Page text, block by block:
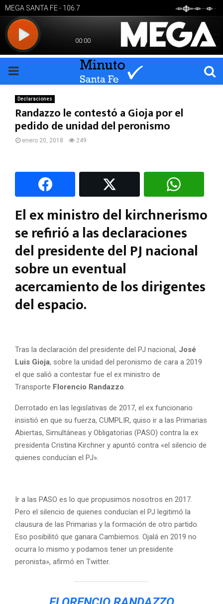
PRIMARY
MENU
Declaraciones
Randazzo le contestó a Gioja por el
pedido de unidad del peronismo
enero 20, 2018 249
El ex ministro del kirchnerismo
se refirió a las declaraciones
del presidente del PJ nacional
sobre un eventual
acercamiento de los dirigentes
del espacio.
Tras la declaración del presidente del PJ nacional, José
Luis Gioja, sobre la unidad del peronismo de cara a 2019
el que salió a contestar fue el ex ministro de
Transporte Florencio Randazzo
Derrotado en las legislativas de 2017, el ex funcionario
insistió en que su fuerza, CUMPLIR, quiso ir a las Primarias
Abiertas, Simultáneas y Obligatorias (PASO) contra la ex
presidenta Cristina Kirchner y apuntó contra «el silencio de
quienes conducían el PJ».
Ir a las PASO es lo que propusimos nosotros en 2017.
Pero el silencio de quienes conducían el PJ legitimó la
clausura de las Primarias y la formación de otro partido.
Eso posibilitó que ganara Cambiemos. Ojalá en 2019 no
ocurra lo mismo y podamos tener un presidente
peronista», afirmó en Twitter.